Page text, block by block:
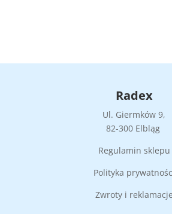
Radex
Ul. Giermków 9,
82-300 Elbląg
Regulamin sklepu
Polityka
Zwroty i reklamacje